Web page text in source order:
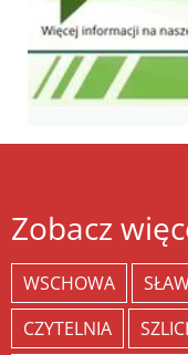
Zobacz
WSCHOWA
CZYTELNIA